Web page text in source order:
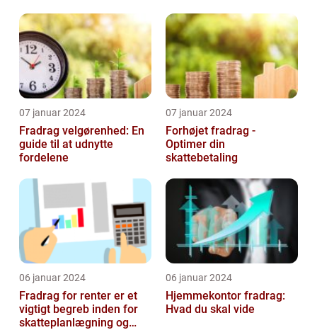
07 januar 2024
Fradrag velgørenhed: En
guide til at udnytte
fordelene
07 januar 2024
Forhøjet fradrag -
Optimer din
skattebetaling
06 januar 2024
Fradrag for renter er et
vigtigt begreb inden for
skatteplanlægning og
06 januar 2024
Hjemmekontor fradrag:
Hvad du skal vide